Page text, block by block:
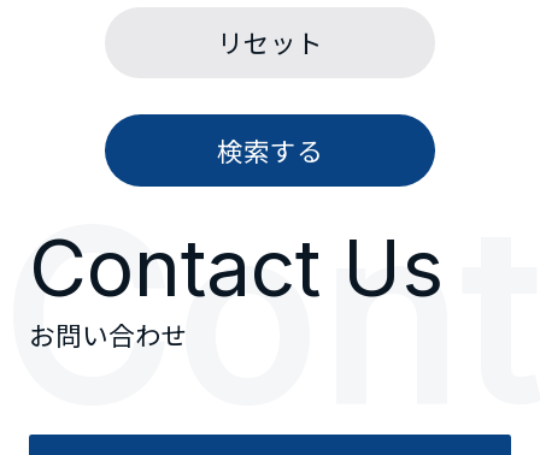
リセット
検索する
Con
Contact Us
お問い合わせ